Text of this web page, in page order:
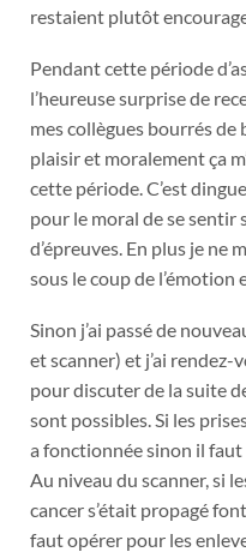
restaient plutôt
Pendant cette période
l’heureuse surprise de
mes collègues bourrés de
plaisir et moralement ça
cette période. C’est
pour le moral de se sentir
d’épreuves. En plus je ne
sous le coup de l’émotion
Sinon j’ai passé de
et scanner) et j’ai rendez-
pour discuter de la suite
sont possibles. Si les
a fonctionnée sinon il
Au niveau du scanner, si
cancer s’était propagé
faut opérer pour les